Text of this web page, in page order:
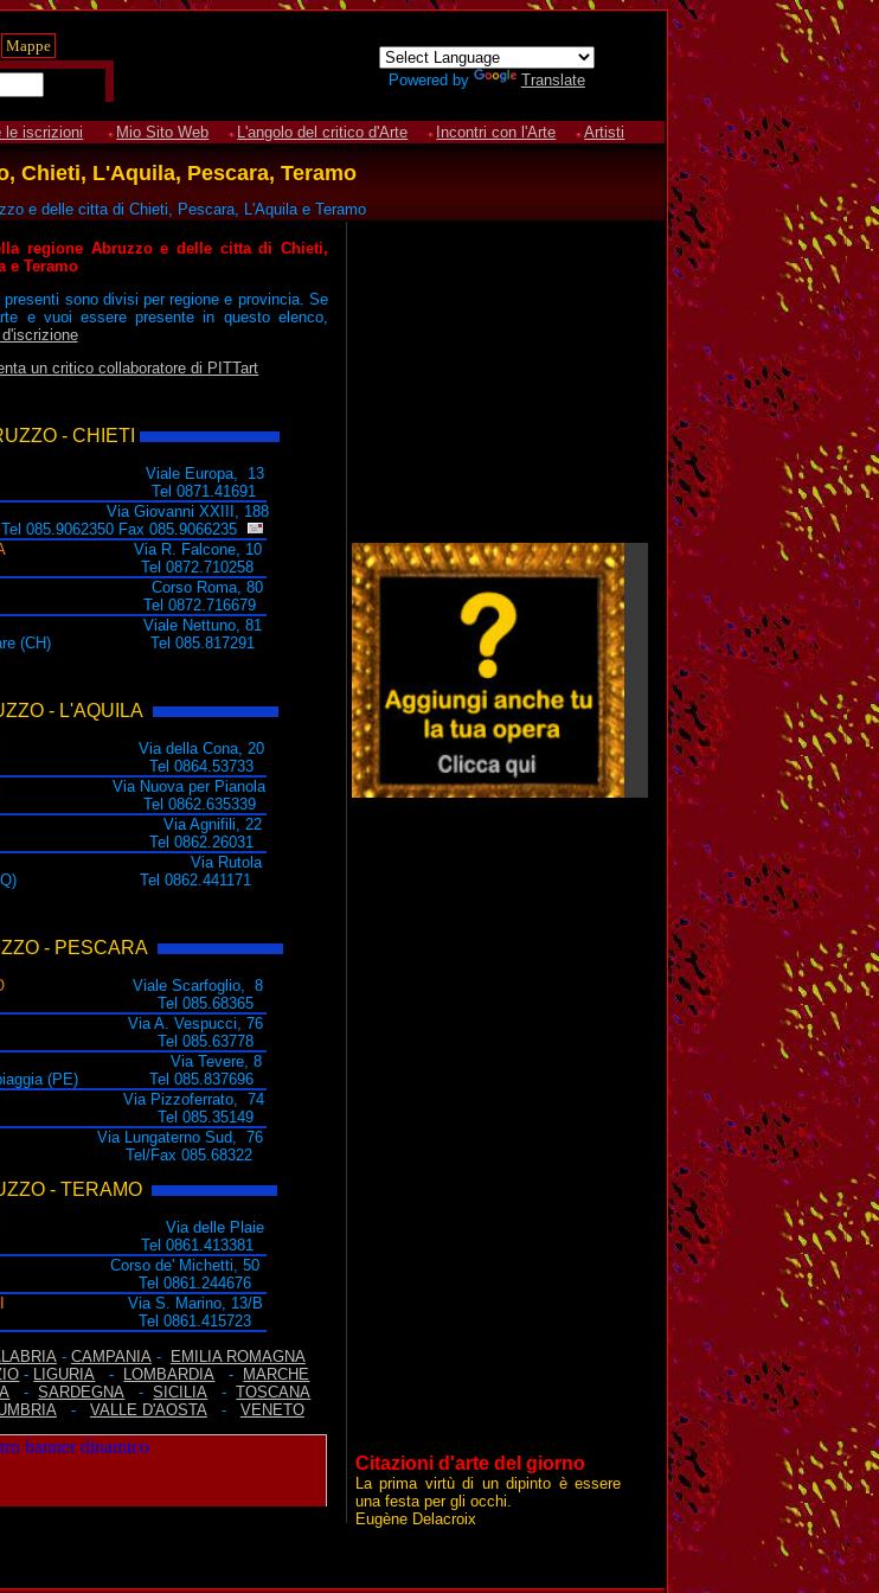
Powered by Translate
le iscrizioni Mio Sito Web L'angolo del critico d'Arte Incontri con l'Arte Artisti
Chieti, L'Aquila, Pescara, Teramo
e delle citta di Chieti, Pescara, L'Aquila e Teramo
regione Abruzzo e delle citta di Chieti,
e Teramo
sono divisi per regione e provincia. Se
e vuoi essere presente in questo elenco,
un critico collaboratore di PITTart
- CHIETI
Europa, 13
Tel 0871.41691
Giovanni XXIII, 188
085.9062350 Fax 085.9066235
Via R. Falcone, 10
(CH) Tel 0872.710258
Roma, 80
(CH) Tel 0872.716679
Nettuno, 81
Mare (CH) Tel 085.817291
- L'AQUILA
Via della Cona, 20
(AQ) Tel 0864.53733
Via Nuova per Pianola
(AQ) Tel 0862.635339
Agnifili, 22
Tel 0862.26031
Rutola
(AQ) Tel 0862.441171
- PESCARA
Viale Scarfoglio, 8
Tel 085.68365
A. Vespucci, 76
Tel 085.63778
Tevere, 8
Spiaggia (PE) Tel 085.837696
Pizzoferrato, 74
Tel 085.35149
Lungaterno Sud, 76
Tel/Fax 085.68322
- TERAMO
Via delle Plaie
Tel 0861.413381
de' Michetti, 50
Tel 0861.244676
Via S. Marino, 13/B
Tel 0861.415723
- CAMPANIA -
EMILIA ROMAGNA
- LIGURIA - LOMBARDIA -
MARCHE
-SARDEGNA -SICILIA -TOSCANA
- VALLE D'AOSTA - VENETO